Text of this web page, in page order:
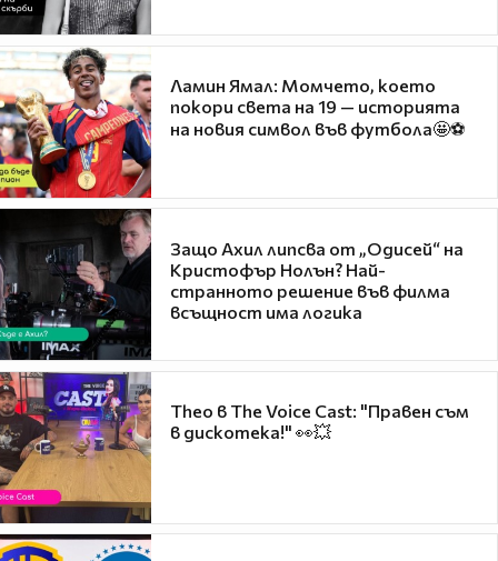
Ламин Ямал: Момчето, което
покори света на 19 — историята
на новия символ във футбола🤩⚽
Защо Ахил липсва от „Одисей“ на
Кристофър Нолън? Най-
странното решение във филма
всъщност има логика
Theo в The Voice Cast: "Правен съм
в дискотека!" 👀💥